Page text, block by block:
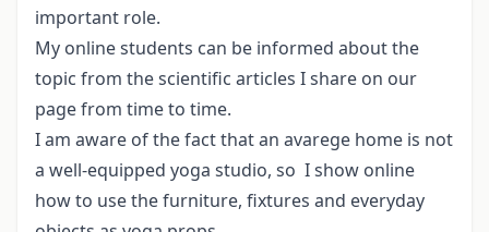
important role.
My online students can be informed about the
topic from the scientific articles I share on our
page from time to time.
I am aware of the fact that an avarege home is not
a well-equipped yoga studio, so I show online
how to use the furniture, fixtures and everyday